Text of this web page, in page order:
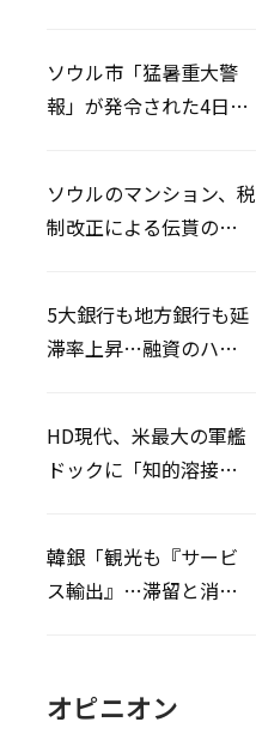
ソウル市「猛暑重大警
報」が発令された4日、
ソウルのマンション、税
制改正による伝貰の月
5大銀行も地方銀行も延
滞率上昇…融資のハー
HD現代、米最大の軍艦
ドックに「知的溶接」
韓銀「観光も『サービ
ス輸出』…滞留と消費
オピニオン